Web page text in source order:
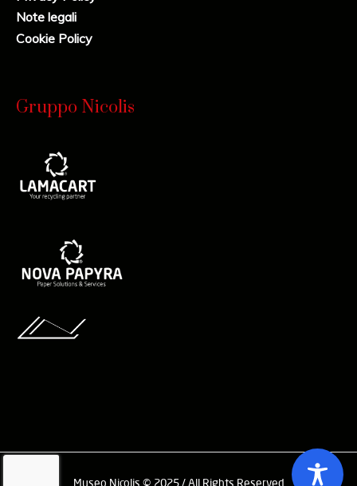
Note legali
Cookie Policy
Gruppo Nicolis
Museo Nicolis © 2025 / All Rights Reserved